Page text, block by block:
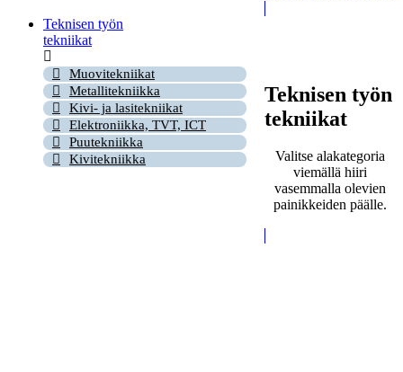
Teknisen työn
tekniikat
Muovitekniikat
Metallitekniikka
Kivi- ja lasitekniikat
Elektroniikka, TVT, ICT
Puutekniikka
Kivitekniikka
Teknisen työn
tekniikat
Valitse alakategoria
viemällä hiiri
vasemmalla olevien
painikkeiden päälle.